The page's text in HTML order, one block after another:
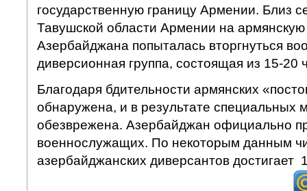
государственную границу Армении. Близ
Тавушской области Армении на
Азербайджана попыталась вторгнуться
диверсионная группа, состоящая из 15-20
Благодаря бдительности армянских
обнаружена, и в результате специальных
обезврежена. Азербайджан официально
военнослужащих. По некоторым данным
азербайджанских диверсантов достигает